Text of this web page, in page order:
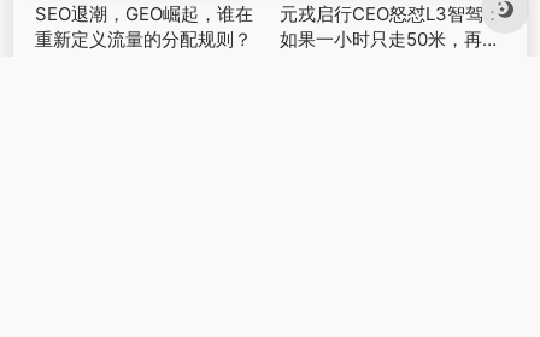
SEO退潮，GEO崛起，谁在
重新定义流量的分配规则？
元戎启行CEO怒怼L3智驾：
如果一小时只走50米，再安